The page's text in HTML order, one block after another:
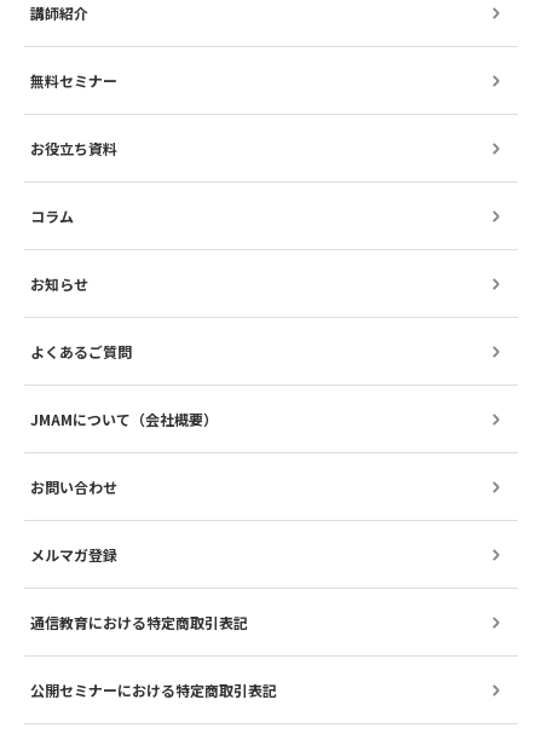
講師紹介
無料セミナー
お役立ち資料
コラム
お知らせ
よくあるご質問
JMAMについて（会社概要）
お問い合わせ
メルマガ登録
通信教育における特定商取引表記
公開セミナーにおける特定商取引表記